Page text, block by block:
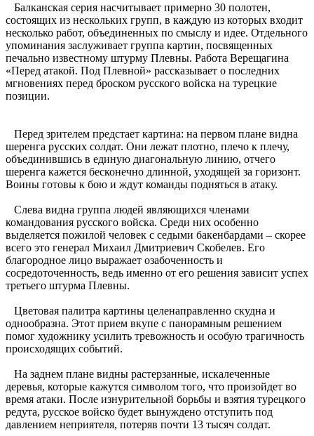
Балканская серия насчитывает примерно 30 полотен,
состоящих из нескольких групп, в каждую из которых входит
несколько работ, объединенных по смыслу и идее. Отдельного
упоминания заслуживает группа картин, посвященных
печально известному штурму Плевны. Работа Верещагина
«Перед атакой. Под Плевной» рассказывает о последних
мгновениях перед броском русского войска на турецкие
позиции.
Перед зрителем предстает картина: на первом плане видна
шеренга русских солдат. Они лежат плотно, плечо к плечу,
объединившись в единую диагональную линию, отчего
шеренга кажется бесконечно длинной, уходящей за горизонт.
Воины готовы к бою и ждут команды подняться в атаку.
Слева видна группа людей являющихся членами
командования русского войска. Среди них особенно
выделяется пожилой человек с седыми бакенбардами – скорее
всего это генерал Михаил Дмитриевич Скобелев. Его
благородное лицо выражает озабоченность и
сосредоточенность, ведь именно от его решения зависит успех
третьего штурма Плевны.
Цветовая палитра картины целенаправленно скудна и
однообразна. Этот прием вкупе с панорамным решением
помог художнику усилить тревожность и особую трагичность
происходящих событий.
На заднем плане видны растерзанные, искалеченные
деревья, которые кажутся символом того, что произойдет во
время атаки. После изнурительной борьбы и взятия турецкого
редута, русское войско будет вынуждено отступить под
давлением неприятеля, потеряв почти 13 тысяч солдат.